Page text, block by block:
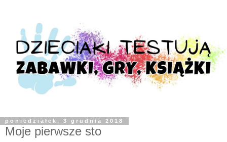
poniedziałek, 3 grudnia 2018
Moje pierwsze sto